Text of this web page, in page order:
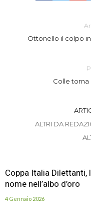
Ottonello il colpo
Colle torna
ALTRI DA
Coppa Italia Dilettanti,
nome nell’albo d’oro
4 Gennaio 2026